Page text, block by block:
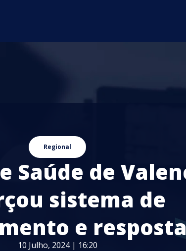
Regional
Saúde de
sistema de
e resposta
10 Julho, 2024 | 16:20